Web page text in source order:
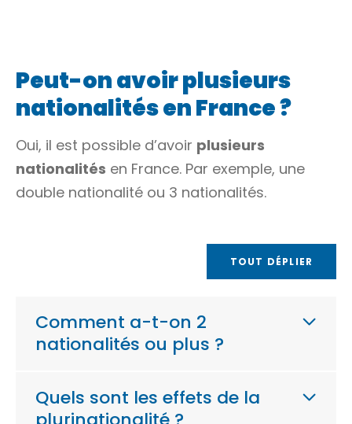
Peut-on avoir plusieurs
nationalités en France ?
Oui, il est possible d’avoir plusieurs
nationalités en France. Par exemple, une
double nationalité ou 3 nationalités.
TOUT DÉPLIER
Comment a-t-on 2
nationalités ou plus ?
Quels sont les effets de la